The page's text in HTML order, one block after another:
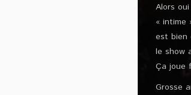
Alors
« intime
est bien
le show
Ça joue
Grosse